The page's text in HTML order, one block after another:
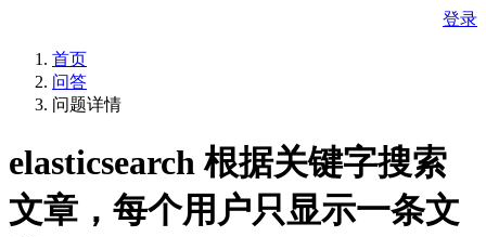
登录
首页
问答
问题详情
elasticsearch 根据关键字搜索
文章，每个用户只显示一条文